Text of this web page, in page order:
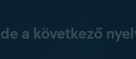
a következő